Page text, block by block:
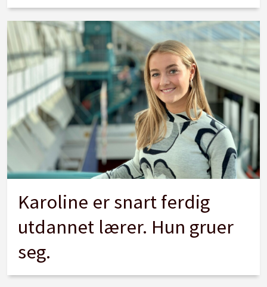
Karoline er snart ferdig
utdannet lærer. Hun gruer
seg.